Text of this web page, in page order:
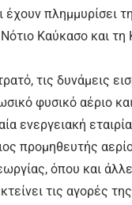
έχουν πλημμυρίσει
Καύκασο και
τις δυνάμεις
φυσικό αέριο
ενεργειακή
προμηθευτής
όπου και
τις αγορές